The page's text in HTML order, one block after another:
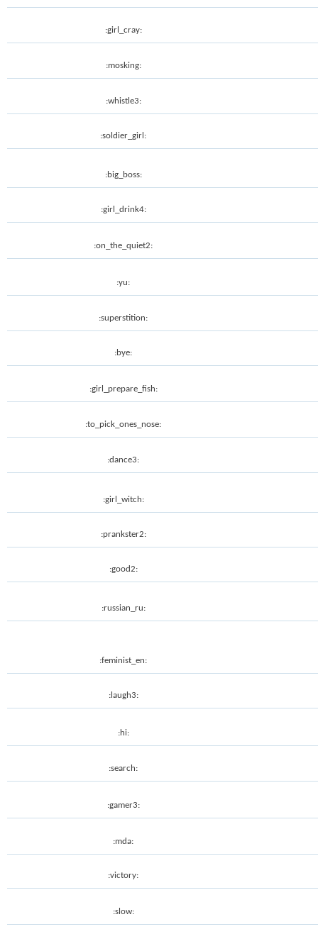
:girl_cray:
:mosking:
:whistle3:
:soldier_girl:
:big_boss:
:girl_drink4:
:on_the_quiet2:
:yu:
:superstition:
:bye:
:girl_prepare_fish:
:to_pick_ones_nose:
:dance3:
:girl_witch:
:prankster2:
:good2:
:russian_ru:
:feminist_en:
:laugh3:
:hi:
:search:
:gamer3:
:mda:
:victory:
:slow: